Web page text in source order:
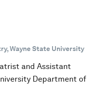
Wayne State University
and Assistant
Department of